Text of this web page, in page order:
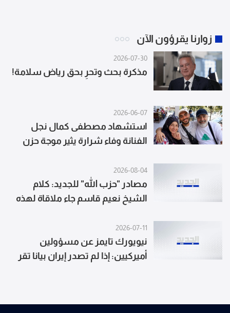
زوارنا يقرؤون الآن
2026-07-30
مذكرة بحث وتحرٍ بحق رياض سلامة!
2026-06-07
استشهاد مصطفى كمال نجل
الفنانة وفاء شرارة يثير موجة حزن
2026-08-04
مصادر "حزب الله" للجديد: كلام
الشيخ نعيم قاسم جاء ملاقاة لهذه
ومقدمات حصلت لهذه المواقف من
خلال الدور التركي الذي مهد لها أيضاً
2026-07-11
نيويورك تايمز عن مسؤولين
أميركيين: إذا لم تصدر إيران بيانا تقر